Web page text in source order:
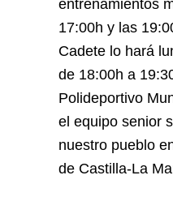
entrenamientos
17:00h y las
Cadete lo hará
de 18:00h a
Polideportivo
el equipo senior
nuestro pueblo
de Castilla-La